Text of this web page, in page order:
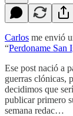
Carlos me envió
“Perdoname San
Ese post nació a
guerras clónicas,
decidimos que
publicar primero
semana redac…